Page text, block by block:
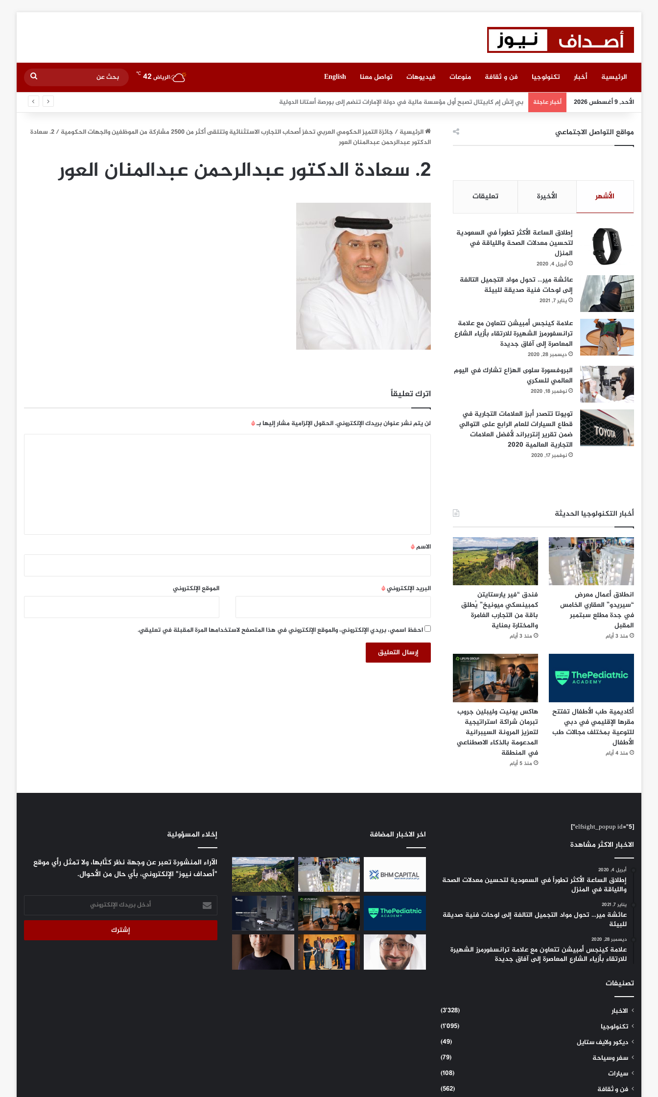
الرئيسية أخبار تكنولوجيا فن و ثقافة منوعات فيديوهات تواصل معنا English الرياض 42
℃
بحث
عن
الأحد, 9 أغسطس 2026 أخبار عاجلة انطلاق أعمال معرض “سيريدو” العقاري الخامس في جدة مطلع سبتمبر المقبل
الرئيسية/جائزة التميز الحكومي العربي تحفز أصحاب التجارب الاستثنائية وتتلقى أكثر من 2500 مشاركة من الموظفين والجهات الحكومية / 2. سعادة
الدكتور عبدالرحمن عبدالمنان العور
2. سعادة الدكتور عبدالرحمن عبدالمنان العور
اترك تعليقاً
لن يتم نشر عنوان بريدك الإلكتروني.الحقول الإلزامية مشار إليها بـ*
*
الاسم*
البريد الإلكتروني* الموقع الإلكتروني
احفظ اسمي، بريدي الإلكتروني، والموقع الإلكتروني في هذا المتصفح لاستخدامها المرة المقبلة في تعليقي.
مواقع التواصل الاجتماعي
الأشهر الأخيرة تعليقات
إطلاق الساعة الأكثر تطوراً في السعودية
لتحسين معدلات الصحة واللياقة في
المنزل
أبريل 4, 2020
عائشة مير… تحول مواد التجميل التالفة
إلى لوحات فنية صديقة للبيئة
يناير 7, 2021
علامة كينجس أمبيشن تتعاون مع علامة
ترانسفورمرز الشهيرة للارتقاء بأزياء الشارع
المعاصرة إلى آفاق جديدة
ديسمبر 28, 2020
البروفسورة سلوى الهزاع تشارك في اليوم
العالمي للسكري
نوفمبر 18, 2020
تويوتا تتصدر أبرز العلامات التجارية في
قطاع السيارات للعام الرابع على التوالي
ضمن تقرير إنتربراند لأفضل العلامات
التجارية العالمية 2020
نوفمبر 17, 2020
أخبار التكنولوجيا الحديثة
انطلاق أعمال معرض
“سيريدو” العقاري الخامس
في جدة مطلع سبتمبر
المقبل
منذ 3 أيام
فندق “فير يارستايتن
كمبينسكي ميونيخ” يُطلق
باقة من التجارب الغامرة
والمختارة بعناية
منذ 3 أيام
أكاديمية طب الأطفال تفتتح
مقرها الإقليمي في دبي
للتوعية بمختلف مجالات طب
الأطفال
منذ 4 أيام
هاكس يونيت وليبلين جروب
تبرمان شراكة استراتيجية
لتعزيز المرونة السيبرانية
المدعومة بالذكاء الاصطناعي
في المنطقة
منذ 5 أيام
[elfsight_popup id="5"]
الاخبار الاكثر مشاهدة
أبريل 4, 2020
إطلاق الساعة الأكثر تطوراً في السعودية لتحسين معدلات الصحة
واللياقة في المنزل
يناير 7, 2021
عائشة مير… تحول مواد التجميل التالفة إلى لوحات فنية صديقة
للبيئة
ديسمبر 28, 2020
علامة كينجس أمبيشن تتعاون مع علامة ترانسفورمرز الشهيرة
للارتقاء بأزياء الشارع المعاصرة إلى آفاق جديدة
تصنيفات
الاخبار
(3٬328)
تكنولوجيا
(1٬095)
ديكور ولايف ستايل
(49)
سفر وسياحة
(79)
سيارات
(108)
فن و ثقافة
(562)
اخر الاخبار المضافة إخلاء المسؤولية
الآراء المنشورة تعبر عن وجهة نظر كتَّابها، ولا تمثل رأي موقع
"أصداف نيوز" الإلكتروني، بأي حال من الأحوال.
أدخل
بريدك
الإلكتروني